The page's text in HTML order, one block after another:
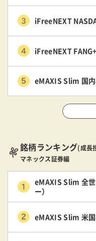
iFreeNEXT
iFreeNEXT
eMAXIS Slim 国内
銘柄ランキング(成長
マネックス証券編
eMAXIS Slim 全
ー）
eMAXIS Slim 米国